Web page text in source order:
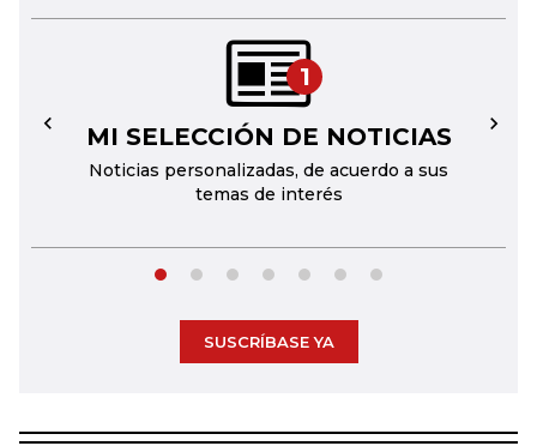
1
MI SELECCIÓN DE NOTICIAS
Noticias personalizadas, de acuerdo a sus
temas de interés
← →
SUSCRÍBASE YA